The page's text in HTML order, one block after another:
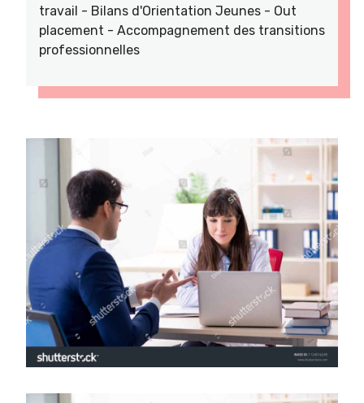
travail - Bilans d'Orientation Jeunes - Out
placement - Accompagnement des transitions
professionnelles